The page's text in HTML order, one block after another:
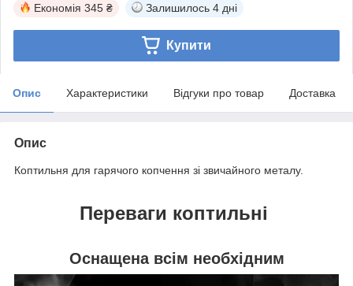
Економія 345 ₴ Залишилось 4 дні
Купити
Опис Характеристики Відгуки про товар Доставка
Опис
Коптильня для гарячого копчення зі звичайного металу.
Переваги коптильні
Оснащена всім необхідним